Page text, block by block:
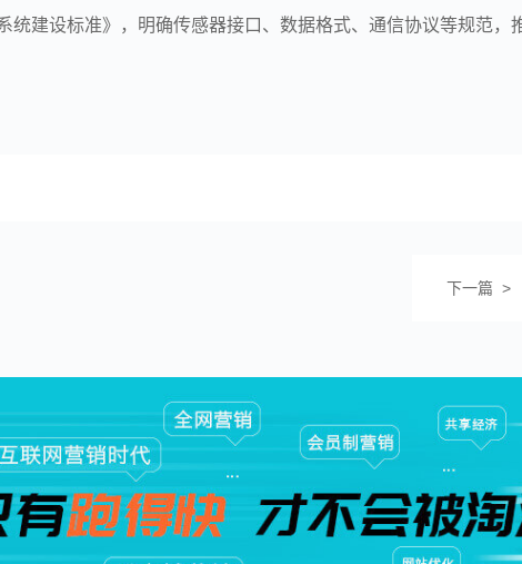
统建设标准》，明确传感器接口、数据格式、通信协议等规范，
下一篇 >